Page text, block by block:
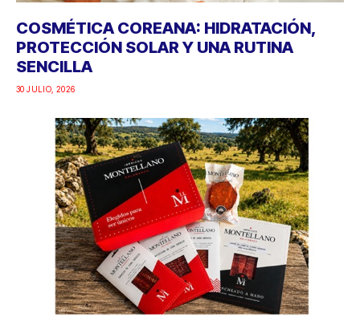
COSMÉTICA COREANA: HIDRATACIÓN,
PROTECCIÓN SOLAR Y UNA RUTINA
SENCILLA
30 JULIO, 2026